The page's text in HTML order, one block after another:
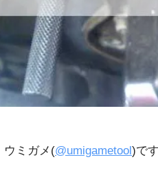
ウミガメ(@umigametool)で